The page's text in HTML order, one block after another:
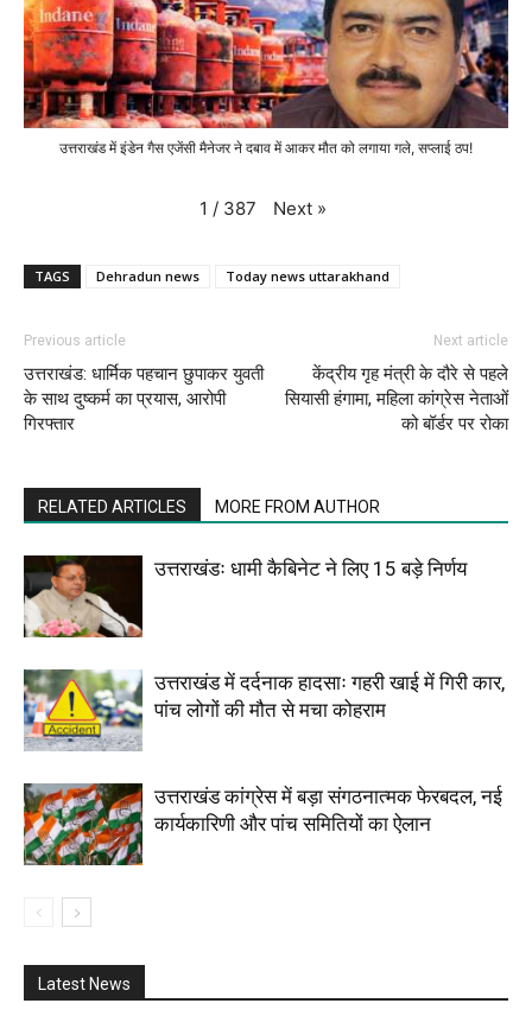
उत्तराखंड में इंडेन गैस एजेंसी मैनेजर ने दबाव में आकर मौत को लगाया गले, सप्लाई ठप!
1 / 387 Next »
TAGS Dehradun news Today news uttarakhand
Previous article
उत्तराखंड: धार्मिक पहचान छुपाकर युवती
के साथ दुष्कर्म का प्रयास, आरोपी
गिरफ्तार
Next article
केंद्रीय गृह मंत्री के दौरे से पहले
सियासी हंगामा, महिला कांग्रेस नेताओं
को बॉर्डर पर रोका
RELATED ARTICLES MORE FROM AUTHOR
उत्तराखंडः धामी कैबिनेट ने लिए 15 बड़े निर्णय
उत्तराखंड में दर्दनाक हादसाः गहरी खाई में गिरी कार,
पांच लोगों की मौत से मचा कोहराम
उत्तराखंड कांग्रेस में बड़ा संगठनात्मक फेरबदल, नई
कार्यकारिणी और पांच समितियों का ऐलान
Latest News